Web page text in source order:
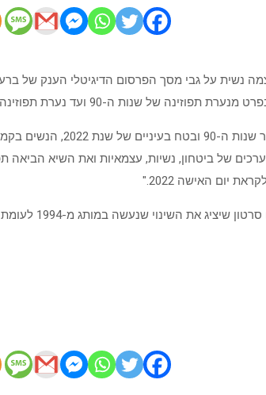
ה-90 ועד נערת תפוזינה של היום, 2022.
לדברי טל מלכה-סלהוב,
של ביטחון, נשיות, עצמאיות ואת השיא
יום האישה 2022."
היום. כשכל המהלך ייחתם במסר: "יום האישה שעושה מה שבא לה".